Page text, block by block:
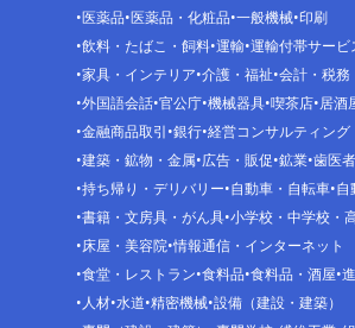
医薬品 医薬品・化粧品 一般機械 印刷
飲料・たばこ・飼料 運輸 運輸付帯サービ
家具・インテリア 介護・福祉 会計・税務
外国語会話 官公庁 機械器具 喫茶店 居酒
金融商品取引 銀行 経営コンサルティング
建築・鉱物・金属 広告・販促 鉱業 歯医者
持ち帰り・デリバリー 自動車・自転車 自
書籍・文房具・がん具 小学校・中学校・
床屋・美容院 情報通信・インターネット
食堂・レストラン 食料品 食料品・酒屋
人材 水道 精密機械 設備（建設・建築）